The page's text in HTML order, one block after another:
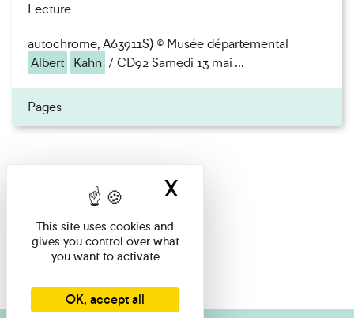
Lecture
autochrome, A63911S) © Musée départemental
Albert
Kahn / CD92 Samedi 13 mai ...
Pages
This site uses cookies and
gives you control over what
you want to activate
OK, accept all
X